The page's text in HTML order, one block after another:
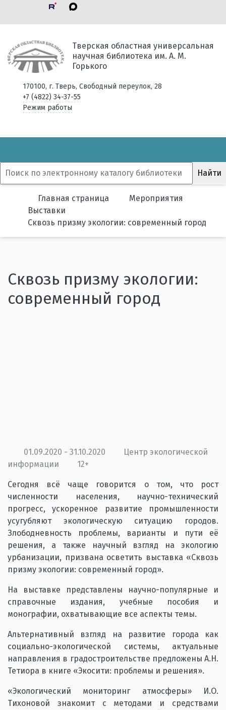
Тверская областная универсальная
научная библиотека им. А. М.
Горького
170100, г. Тверь, Свободный переулок, 28
+7 (4822) 34-37-55
Режим работы
Главная страница
Мероприятия
Выставки
Сквозь призму экологии: современный город
Сквозь призму экологии:
современный город
01.09.2020 - 31.10.2020
Центр экологической
информации
12+
Сегодня всё чаще говорится о том, что рост
численности населения, научно-технический
прогресс, ускоренное развитие промышленности
усугубляют экологическую ситуацию городов.
Злободневность проблемы, варианты и пути её
решения, а также научный взгляд на экологию
урбанизации, призвана осветить выставка «Сквозь
призму экологии: современный город».
На выставке представлены научно-популярные и
справочные издания, учебные пособия и
монографии, охватывающие все аспекты темы.
Альтернативный взгляд на развитие города как
социально-экологической системы, актуальные
направления в градостроительстве предложены А.Н.
Тетиора в книге «Экосити: проблемы и решения».
«Экологический мониторинг атмосферы» И.О.
Тихоновой знакомит с методами и средствами